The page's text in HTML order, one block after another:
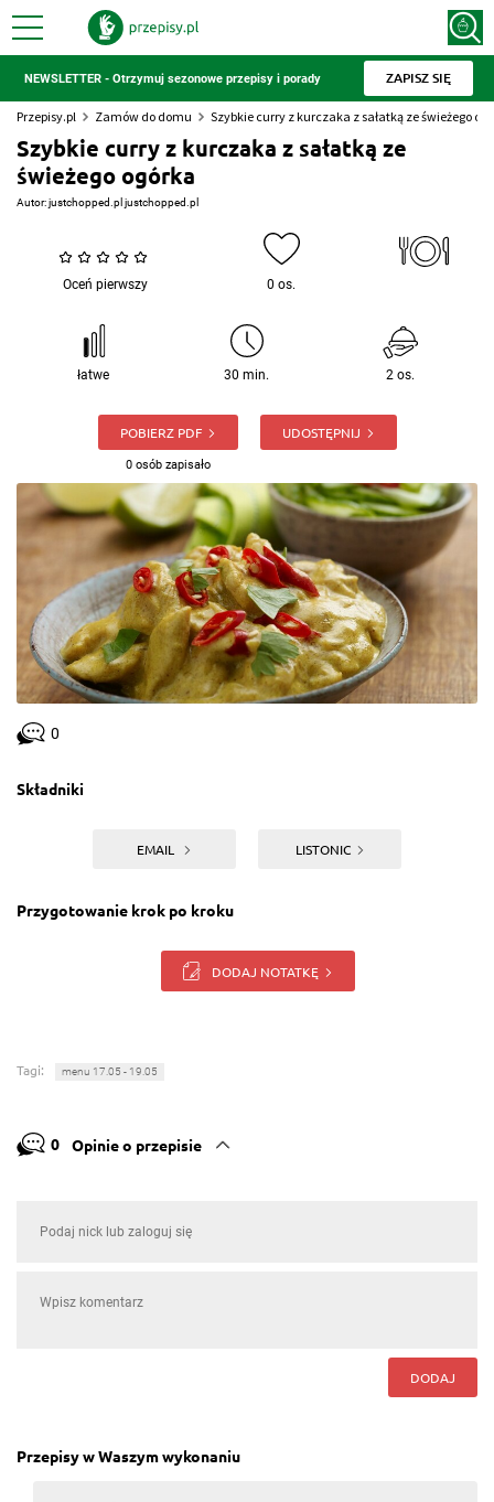
NEWSLETTER - Otrzymuj sezonowe przepisy i porady ZAPISZ SIĘ
Przepisy.pl Zamów do domu Szybkie curry z kurczaka z sałatką ze świeżego
Szybkie curry z kurczaka z sałatką ze
świeżego ogórka
Autor:justchopped.pl justchopped.pl
Oceń pierwszy 0 os.
łatwe 30 min. 2 os.
POBIERZ PDF
0 osób zapisało
UDOSTĘPNIJ
0
Składniki
EMAIL LISTONIC
Przygotowanie krok po kroku
DODAJ NOTATKĘ
Tagi: menu 17.05 - 19.05
0 Opinie o przepisie
DODAJ
Przepisy w Waszym wykonaniu